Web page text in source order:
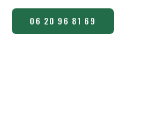
06 20 96 81 69